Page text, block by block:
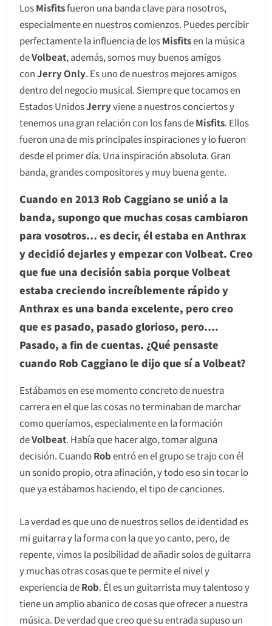
LosMisfitsfueron una banda clave para nosotros,
especialmente en nuestros comienzos. Puedes percibir
perfectamente la influencia de losMisfitsen la música
deVolbeat, además, somos muy buenos amigos
conJerry Only. Es uno de nuestros mejores amigos
dentro del negocio musical. Siempre que tocamos en
Estados UnidosJerryviene a nuestros conciertos y
tenemos una gran relación con los fans deMisfits. Ellos
fueron una de mis principales inspiraciones y lo fueron
desde el primer día. Una inspiración absoluta. Gran
banda, grandes compositores y muy buena gente.
Cuando en 2013 Rob Caggiano se unió a la
banda, supongo que muchas cosas cambiaron
para vosotros… es decir, él estaba en Anthrax
y decidió dejarles y empezar con Volbeat. Creo
que fue una decisión sabia porque Volbeat
estaba creciendo increíblemente rápido y
Anthrax es una banda excelente, pero creo
que es pasado, pasado glorioso, pero….
Pasado, a fin de cuentas. ¿Qué pensaste
cuando Rob Caggiano le dijo que sí a Volbeat?
Estábamos en ese momento concreto de nuestra
carrera en el que las cosas no terminaban de marchar
como queríamos, especialmente en la formación
deVolbeat. Había que hacer algo, tomar alguna
decisión. CuandoRobentró en el grupo se trajo con él
un sonido propio, otra afinación, y todo eso sin tocar lo
que ya estábamos haciendo, el tipo de canciones.
La verdad es que uno de nuestros sellos de identidad es
mi guitarra y la forma con la que yo canto, pero, de
repente, vimos la posibilidad de añadir solos de guitarra
y muchas otras cosas que te permite el nivel y
experiencia deRob. Él es un guitarrista muy talentoso y
tiene un amplio abanico de cosas que ofrecer a nuestra
música. De verdad que creo que su entrada supuso un